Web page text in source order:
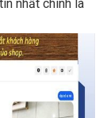
nhất chính là